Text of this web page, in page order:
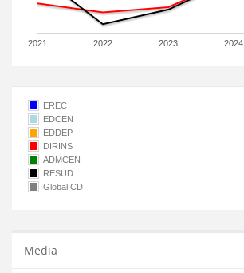
2021 2022 2023 2024
EREC
EDCEN
EDDEP
DIRINS
ADMCEN
RESUD
Global CD
Media